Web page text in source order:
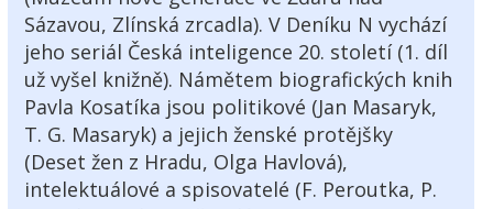
Sázavou, Zlínská zrcadla). V Deníku N vychází
jeho seriál Česká inteligence 20. století (1. díl
už vyšel knižně). Námětem biografických knih
Pavla Kosatíka jsou politikové (Jan Masaryk,
T. G. Masaryk) a jejich ženské protějšky
(Deset žen z Hradu, Olga Havlová),
intelektuálové a spisovatelé (F. Peroutka, P.